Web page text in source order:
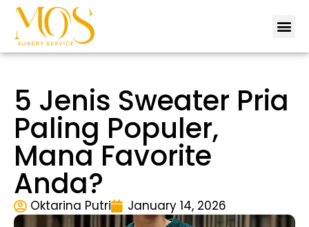
5 Jenis Sweater Pria
Paling Populer,
Mana Favorite
Anda?
Oktarina Putri January 14, 2026